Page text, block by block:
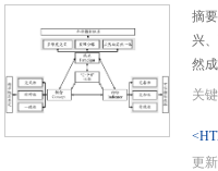
摘
兴
然
的
而
问
更